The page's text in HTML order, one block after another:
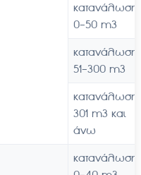
κατανάλωση
0-50 m3
κατανάλωση
51-300 m3
κατανάλωση
301 m3 και
άνω
κατανάλωση